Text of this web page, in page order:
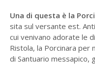
Una di questa è la
sita sul versante est.
cui venivano adorate le
Ristola, la Porcinara per
di Santuario messapico,